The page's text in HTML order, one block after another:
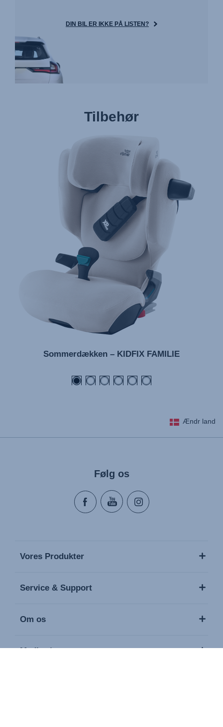
DIN BIL ER IKKE PÅ LISTEN?
Tilbehør
Sommerdækken – KIDFIX FAMILIE
Ændr land
Følg os
Vores Produkter
Service & Support
Om os
Medier / presse